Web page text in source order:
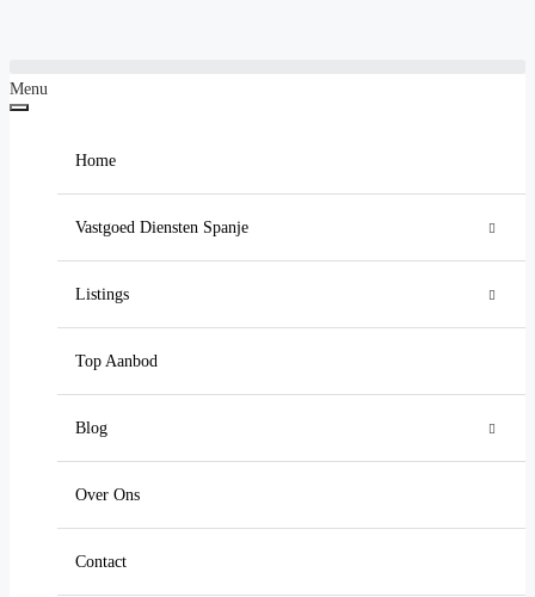
Menu
Home
Vastgoed Diensten Spanje
Luxe Vastgoed Makelaar Spanje
Vastgoedinvesteringen in Spanje
Listings
Residentieel
Villa
Appartement
Alle nieuwbouw
Top Aanbod
Blog
Vastgoedinvesteringen Spanje
Valkuilen Bij Het Investeren In Spanje
Over Ons
Contact